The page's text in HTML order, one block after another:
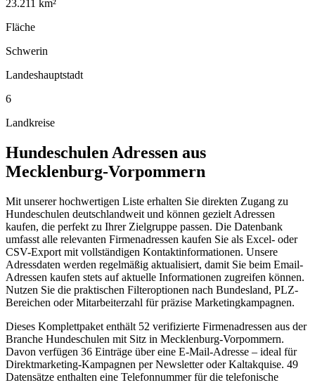
23.211 km²
Fläche
Schwerin
Landeshauptstadt
6
Landkreise
Hundeschulen Adressen aus
Mecklenburg-Vorpommern
Mit unserer hochwertigen Liste erhalten Sie direkten Zugang zu
Hundeschulen deutschlandweit und können gezielt Adressen
kaufen, die perfekt zu Ihrer Zielgruppe passen. Die Datenbank
umfasst alle relevanten Firmenadressen kaufen Sie als Excel- oder
CSV-Export mit vollständigen Kontaktinformationen. Unsere
Adressdaten werden regelmäßig aktualisiert, damit Sie beim Email-
Adressen kaufen stets auf aktuelle Informationen zugreifen können.
Nutzen Sie die praktischen Filteroptionen nach Bundesland, PLZ-
Bereichen oder Mitarbeiterzahl für präzise Marketingkampagnen.
Dieses Komplettpaket enthält 52 verifizierte Firmenadressen aus der
Branche Hundeschulen mit Sitz in Mecklenburg-Vorpommern.
Davon verfügen 36 Einträge über eine E-Mail-Adresse – ideal für
Direktmarketing-Kampagnen per Newsletter oder Kaltakquise. 49
Datensätze enthalten eine Telefonnummer für die telefonische